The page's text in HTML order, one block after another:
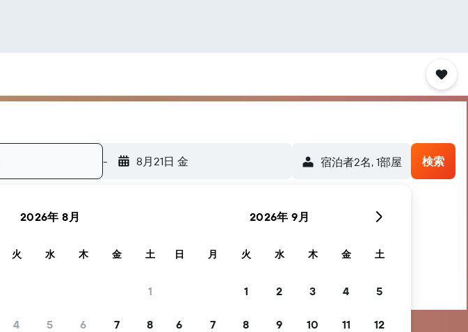
- 8月21日 金 宿泊者2名, 1​部屋 検索
2026年 8月
火 水 木 金 土
1
4 5 6 7 8
2026年 9月
日 月 火 水 木 金 土
1 2 3 4 5
6 7 8 9 10 11 12